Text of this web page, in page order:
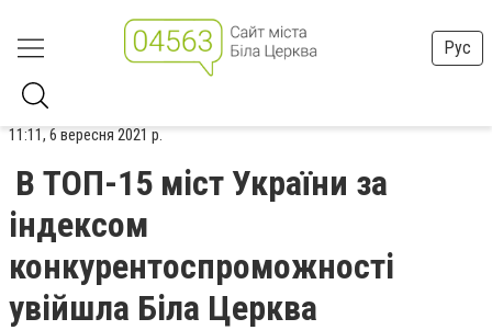
Рус
11:11, 6 вересня 2021 р.
В ТОП-15 міст України за
індексом
конкурентоспроможності
увійшла Біла Церква